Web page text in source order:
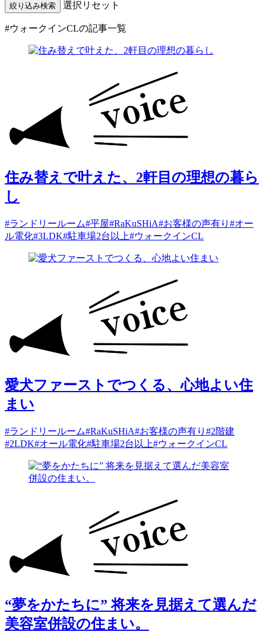
絞り込み検索 選択リセット
#ウォークインCLの記事一覧
住み替えで叶えた、2軒目の理想の暮ら
し
#ランドリールーム#平屋#RaKuSHiA#お客様の声有り #オー
ル電化#3LDK#駐車場2台以上#ウォークインCL
愛犬ファーストでつくる、心地よい住
まい
#ランドリールーム#RaKuSHiA#お客様の声有り #2階建
#2LDK#オール電化#駐車場2台以上#ウォークインCL
“夢をかたちに” 将来を見据えて選んだ
美容室併設の住まい。